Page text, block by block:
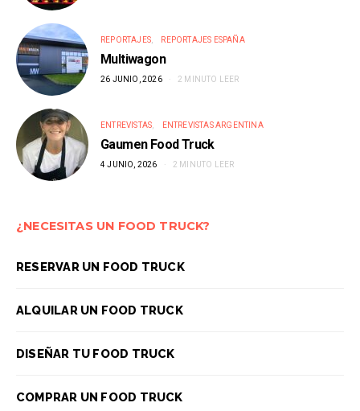
REPORTAJES REPORTAJES ESPAÑA
Multiwagon
26 JUNIO, 2026 2 MINUTO LEER
ENTREVISTAS ENTREVISTAS ARGENTINA
Gaumen Food Truck
4 JUNIO, 2026 2 MINUTO LEER
¿NECESITAS UN FOOD TRUCK?
RESERVAR UN FOOD TRUCK
ALQUILAR UN FOOD TRUCK
DISEÑAR TU FOOD TRUCK
COMPRAR UN FOOD TRUCK